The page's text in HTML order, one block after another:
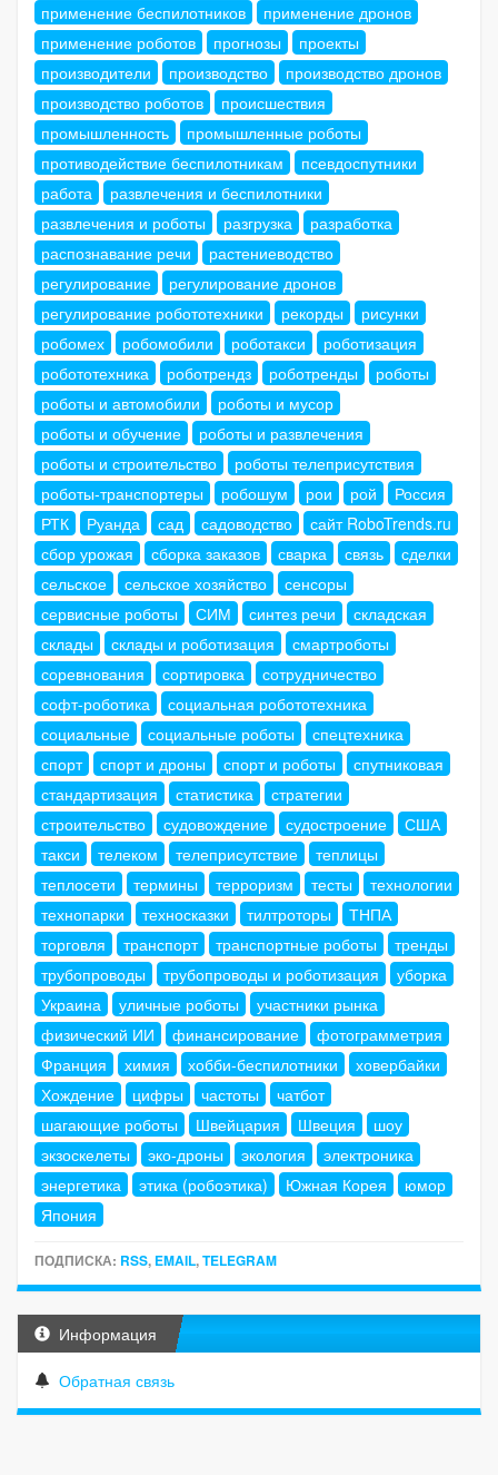
применение беспилотников
применение дронов
применение роботов
прогнозы
проекты
производители
производство
производство дронов
производство роботов
происшествия
промышленность
промышленные роботы
противодействие беспилотникам
псевдоспутники
работа
развлечения и беспилотники
развлечения и роботы
разгрузка
разработка
распознавание речи
растениеводство
регулирование
регулирование дронов
регулирование робототехники
рекорды
рисунки
робомех
робомобили роботакси
роботизация
робототехника
роботрендз роботренды
роботы
роботы и автомобили
роботы и мусор
роботы и обучение
роботы и развлечения
роботы и строительство
роботы телеприсутствия
роботы-транспортеры
робошум рои рой
Россия
РТК
Руанда сад садоводство
сайт RoboTrends.ru
сбор урожая
сборка заказов сварка связь
сделки
сельское
сельское хозяйство
сенсоры
сервисные роботы
СИМ синтез речи
складская
склады
склады и роботизация
смартроботы
соревнования
сортировка
сотрудничество
софт-роботика
социальная робототехника
социальные
социальные роботы
спецтехника
спорт
спорт и дроны спорт и роботы
спутниковая
стандартизация
статистика
стратегии
строительство
судовождение судостроение
США
такси
телеком телеприсутствие
теплицы
теплосети
термины терроризм тесты
технологии
технопарки
техносказки тилтроторы
ТНПА
торговля
транспорт транспортные роботы
тренды
трубопроводы
трубопроводы и роботизация
уборка
Украина
уличные роботы
участники рынка
физический ИИ
финансирование
фотограмметрия
Франция
химия хобби-беспилотники
ховербайки
Хождение
цифры частоты
чатбот
шагающие роботы
Швейцария Швеция
шоу
экзоскелеты
эко-дроны экология
электроника
энергетика
этика (робоэтика) Южная Корея
юмор
Япония
ПОДПИСКА: RSS, EMAIL,TELEGRAM
Информация
Обратная связь